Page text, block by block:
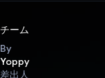
チーム
By
Yoppy
差出人